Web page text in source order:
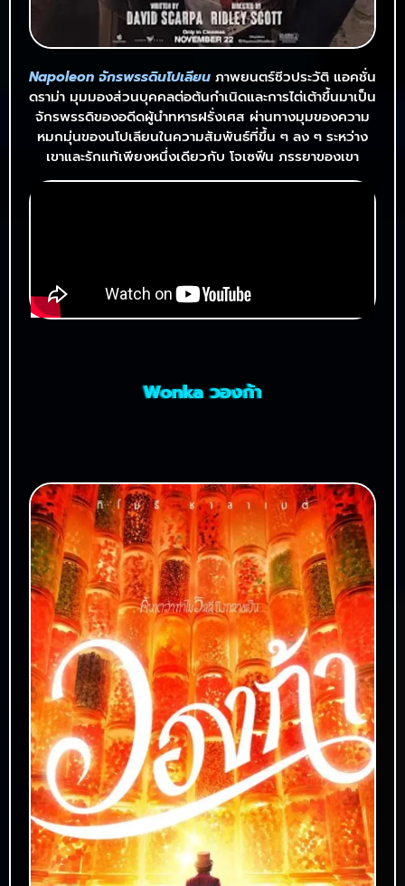
Napoleon จักรพรรดินโปเลียน ภาพยนตร์ชีวประวัติ แอคชั่น
ดราม่า มุมมองส่วนบุคคลต่อต้นกำเนิดและการไต่เต้าขึ้นมาเป็น
จักรพรรดิของอดีดผู้นำทหารฝรั่งเศส ผ่านทางมุมของความ
หมกมุ่นของนโปเลียนในความสัมพันธ์ที่ขึ้น ๆ ลง ๆ ระหว่าง
เขาและรักแท้เพียงหนึ่งเดียวกับ โจเซฟีน ภรรยาของเขา
Wonka วองก้า